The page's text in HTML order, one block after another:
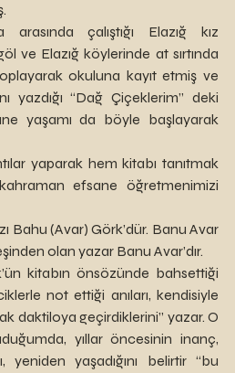
ve Elazığ köylerinde at sırtında
okuluna kayıt etmiş ve
yazdığı “Dağ Çiçeklerim” deki
yaşamı da böyle başlayarak
efsane öğretmenimizi
olan yazar Banu Avar’dır.
not ettiği anıları, kendisiyle
daktiloya geçirdiklerini” yazar. O
yıllar öncesinin inanç,
yeniden yaşadığını belirtir “bu